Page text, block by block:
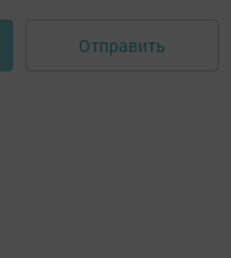
Отправить